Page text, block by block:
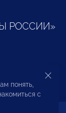
РОССИИ»
и
понять,
с